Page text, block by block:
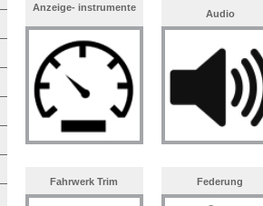
Anzeige- instrumente
Audio
Fahrwerk Trim Federung